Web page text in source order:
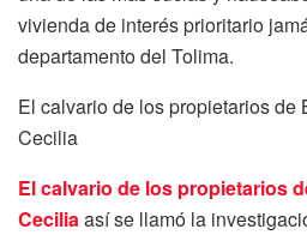
vivienda de interés prioritario
departamento del Tolima.
El calvario de los propietarios de
Cecilia
El calvario de los propietarios
Ceciliaasí se llamó la